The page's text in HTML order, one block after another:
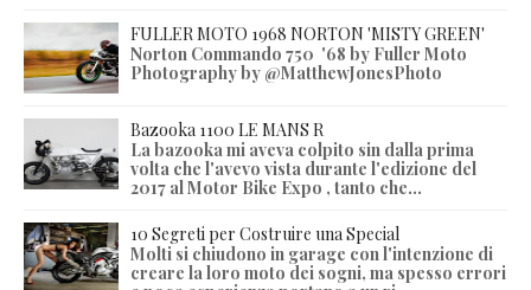
FULLER MOTO 1968 NORTON 'MISTY GREEN'
Norton Commando 750 '68 by Fuller Moto
Photography by @MatthewJonesPhoto
Bazooka 1100 LE MANS R
La bazooka mi aveva colpito sin dalla prima
volta che l'avevo vista durante l'edizione del
2017 al Motor Bike Expo , tanto che...
10 Segreti per Costruire una Special
Molti si chiudono in garage con l'intenzione di
creare la loro moto dei sogni, ma spesso errori